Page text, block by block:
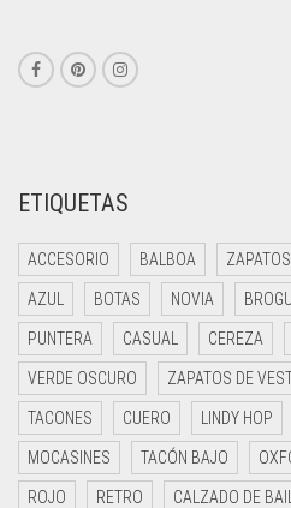
ETIQUETAS
ACCESORIO BALBOA
AZUL BOTAS NOVIA
PUNTERA CASUAL CEREZA
VERDE OSCURO ZAPATOS DE
TACONES CUERO LINDY HOP
MOCASINES TACÓN BAJO
ROJO RETRO CALZADO DE